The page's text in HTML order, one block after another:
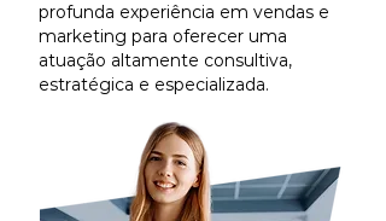
profunda experiência em vendas e
marketing para oferecer uma
atuação altamente consultiva,
estratégica e especializada.